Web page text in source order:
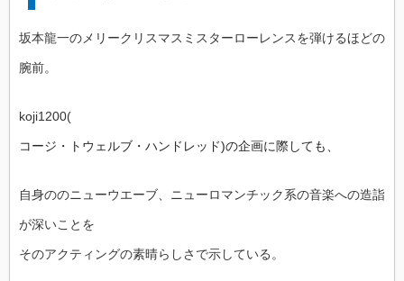
坂本龍一のメリークリスマスミスターローレンスを弾けるほどの
腕前。
koji1200(
コージ・トウェルブ・ハンドレッド)の企画に際しても、
自身ののニューウエーブ、ニューロマンチック系の音楽への造詣
が深いことを
そのアクティングの素晴らしさで示している。